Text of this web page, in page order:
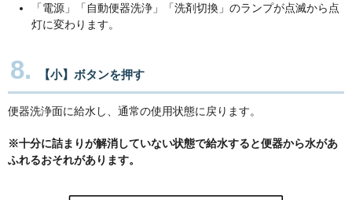
「電源」「自動便器洗浄」「洗剤切換」のランプが点滅から点
灯に変わります。
8. 【小】ボタンを押す
便器洗浄面に給水し、通常の使用状態に戻ります。
※十分に詰まりが解消していない状態で給水すると便器から水があ
ふれるおそれがあります。